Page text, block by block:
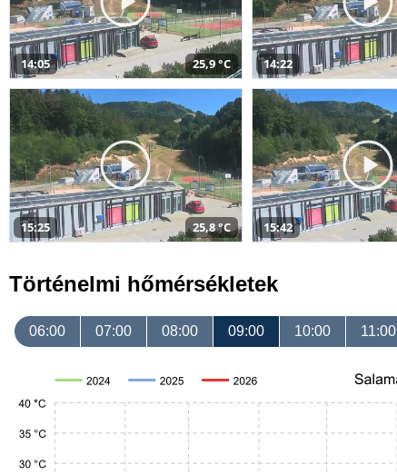
14:05 25,9 °C 14:22
15:25 25,8 °C 15:42
Történelmi hőmérsékletek
06:00 07:00 08:00 09:00 10:00 11:00